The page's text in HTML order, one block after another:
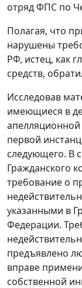
отряд ФПС по
Полагая, что
нарушены
РФ, истец, как
средств,
Исследовав
имеющиеся в
первой
следующего. В
Гражданского
требование о
указанными в
Федерации.
предъявлено
вправе
собственной